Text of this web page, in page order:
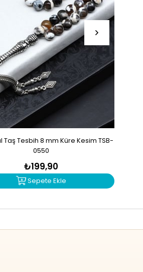
Taş Tesbih 8 mm Küre Kesim TSB-
0550
₺199,90
Sepete Ekle